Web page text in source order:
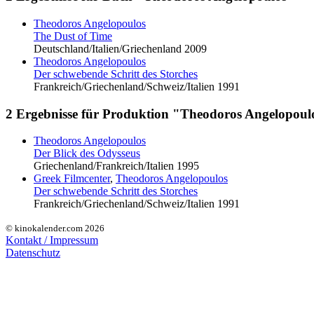
Theodoros Angelopoulos
The Dust of Time
Deutschland/Italien/Griechenland 2009
Theodoros Angelopoulos
Der schwebende Schritt des Storches
Frankreich/Griechenland/Schweiz/Italien 1991
2 Ergebnisse für Produktion "Theodoros
Theodoros Angelopoulos
Der Blick des Odysseus
Griechenland/Frankreich/Italien 1995
Greek Filmcenter, Theodoros Angelopoulos
Der schwebende Schritt des Storches
Frankreich/Griechenland/Schweiz/Italien 1991
© kinokalender.com 2026
Kontakt / Impressum
Datenschutz